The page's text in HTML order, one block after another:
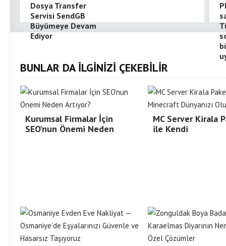
Dosya Transfer
Servisi SendGB
Büyümeye Devam
Ediyor
BUNLAR DA İLGİNİZİ ÇEKEBİLİR
Kurumsal Firmalar İçin
SEO’nun Önemi Neden
MC Server Kirala
ile Kendi